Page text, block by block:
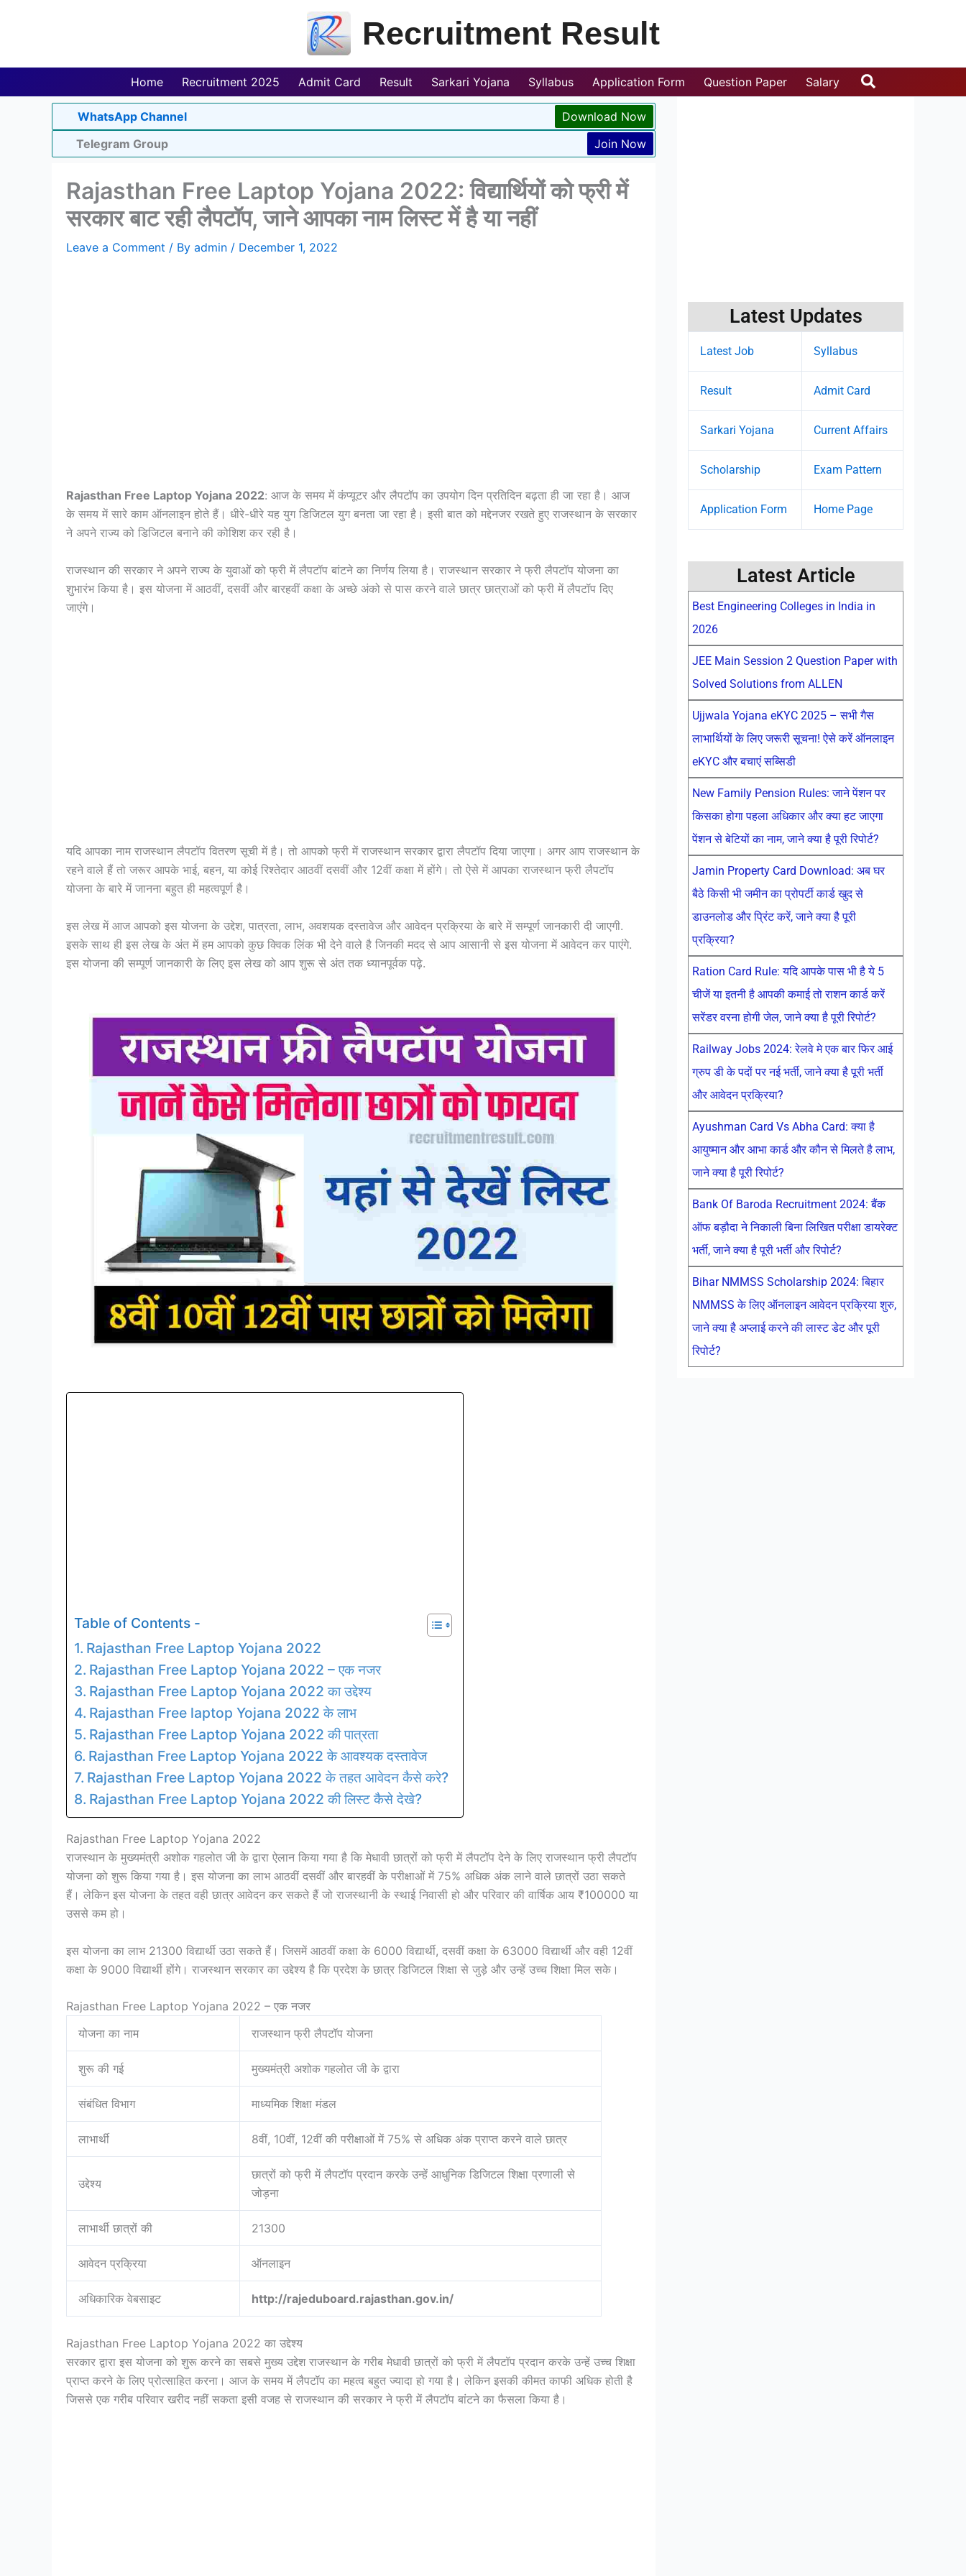
Recruitment Result
Home Recruitment 2025 Admit Card Result Sarkari Yojana Syllabus Application Form Question Paper Salary Search
WhatsApp Channel
Download Now
Telegram Group
Join Now
Rajasthan Free Laptop Yojana 2022: विद्यार्थियों को फ्री में
सरकार बाट रही लैपटॉप, जाने आपका नाम लिस्ट में है या नहीं
Leave a Comment / By admin / December 1, 2022
Rajasthan Free Laptop Yojana 2022: आज के समय में कंप्यूटर और लैपटॉप का उपयोग दिन प्रतिदिन बढ़ता ही जा रहा है। आज
के समय में सारे काम ऑनलाइन होते हैं। धीरे-धीरे यह युग डिजिटल युग बनता जा रहा है। इसी बात को मद्देनजर रखते हुए राजस्थान के सरकार
ने अपने राज्य को डिजिटल बनाने की कोशिश कर रही है।
राजस्थान की सरकार ने अपने राज्य के युवाओं को फ्री में लैपटॉप बांटने का निर्णय लिया है। राजस्थान सरकार ने फ्री लैपटॉप योजना का
शुभारंभ किया है। इस योजना में आठवीं, दसवीं और बारहवीं कक्षा के अच्छे अंको से पास करने वाले छात्र छात्राओं को फ्री में लैपटॉप दिए
जाएंगे।
यदि आपका नाम राजस्थान लैपटॉप वितरण सूची में है। तो आपको फ्री में राजस्थान सरकार द्वारा लैपटॉप दिया जाएगा। अगर आप राजस्थान के
रहने वाले हैं तो जरूर आपके भाई, बहन, या कोई रिश्तेदार आठवीं दसवीं और 12वीं कक्षा में होंगे। तो ऐसे में आपका राजस्थान फ्री लैपटॉप
योजना के बारे में जानना बहुत ही महत्वपूर्ण है।
इस लेख में आज आपको इस योजना के उद्देश, पात्रता, लाभ, अवशयक दस्तावेज और आवेदन प्रक्रिया के बारे में सम्पूर्ण जानकारी दी जाएगी.
इसके साथ ही इस लेख के अंत में हम आपको कुछ क्विक लिंक भी देने वाले है जिनकी मदद से आप आसानी से इस योजना में आवेदन कर पाएंगे.
इस योजना की सम्पूर्ण जानकारी के लिए इस लेख को आप शुरू से अंत तक ध्यानपूर्वक पढ़े.
Table of Contents -
Rajasthan Free Laptop Yojana 2022
Rajasthan Free Laptop Yojana 2022 – एक नजर
Rajasthan Free Laptop Yojana 2022 का उद्देश्य
Rajasthan Free laptop Yojana 2022 के लाभ
Rajasthan Free Laptop Yojana 2022 की पात्रता
Rajasthan Free Laptop Yojana 2022 के आवश्यक दस्तावेज
Rajasthan Free Laptop Yojana 2022 के तहत आवेदन कैसे करे?
Rajasthan Free Laptop Yojana 2022 की लिस्ट कैसे देखे?
Rajasthan Free Laptop Yojana 2022
राजस्थान के मुख्यमंत्री अशोक गहलोत जी के द्वारा ऐलान किया गया है कि मेधावी छात्रों को फ्री में लैपटॉप देने के लिए राजस्थान फ्री लैपटॉप
योजना को शुरू किया गया है। इस योजना का लाभ आठवीं दसवीं और बारहवीं के परीक्षाओं में 75% अधिक अंक लाने वाले छात्रों उठा सकते
हैं। लेकिन इस योजना के तहत वही छात्र आवेदन कर सकते हैं जो राजस्थानी के स्थाई निवासी हो और परिवार की वार्षिक आय ₹100000 या
उससे कम हो।
इस योजना का लाभ 21300 विद्यार्थी उठा सकते हैं। जिसमें आठवीं कक्षा के 6000 विद्यार्थी, दसवीं कक्षा के 63000 विद्यार्थी और वही 12वीं
कक्षा के 9000 विद्यार्थी होंगे। राजस्थान सरकार का उद्देश्य है कि प्रदेश के छात्र डिजिटल शिक्षा से जुड़े और उन्हें उच्च शिक्षा मिल सके।
Rajasthan Free Laptop Yojana 2022 – एक नजर
योजना का नाम
राजस्थान फ्री लैपटॉप योजना
शुरू की गई मुख्यमंत्री अशोक गहलोत जी के द्वारा
संबंधित विभाग माध्यमिक शिक्षा मंडल
लाभार्थी 8वीं, 10वीं, 12वीं की परीक्षाओं में 75% से अधिक अंक प्राप्त करने वाले छात्र
उद्देश्य
छात्रों को फ्री में लैपटॉप प्रदान करके उन्हें आधुनिक डिजिटल शिक्षा प्रणाली से
जोड़ना
लाभार्थी छात्रों की 21300
आवेदन प्रक्रिया ऑनलाइन
अधिकारिक वेबसाइट http://rajeduboard.rajasthan.gov.in/
Rajasthan Free Laptop Yojana 2022 का उद्देश्य
सरकार द्वारा इस योजना को शुरू करने का सबसे मुख्य उद्देश राजस्थान के गरीब मेधावी छात्रों को फ्री में लैपटॉप प्रदान करके उन्हें उच्च शिक्षा
प्राप्त करने के लिए प्रोत्साहित करना। आज के समय में लैपटॉप का महत्व बहुत ज्यादा हो गया है। लेकिन इसकी कीमत काफी अधिक होती है
जिससे एक गरीब परिवार खरीद नहीं सकता इसी वजह से राजस्थान की सरकार ने फ्री में लैपटॉप बांटने का फैसला किया है।
Latest Updates
Latest Job Syllabus
Result Admit Card
Sarkari Yojana Current Affairs
Scholarship Exam Pattern
Application Form Home Page
Latest Article
Best Engineering Colleges in India in
2026
JEE Main Session 2 Question Paper with
Solved Solutions from ALLEN
Ujjwala Yojana eKYC 2025 – सभी गैस
लाभार्थियों के लिए जरूरी सूचना! ऐसे करें ऑनलाइन
eKYC और बचाएं सब्सिडी
New Family Pension Rules: जाने पेंशन पर
किसका होगा पहला अधिकार और क्या हट जाएगा
पेंशन से बेटियों का नाम, जाने क्या है पूरी रिपोर्ट?
Jamin Property Card Download: अब घर
बैठे किसी भी जमीन का प्रोपर्टी कार्ड खुद से
डाउनलोड और प्रिंट करें, जाने क्या है पूरी
प्रक्रिया?
Ration Card Rule: यदि आपके पास भी है ये 5
चीजें या इतनी है आपकी कमाई तो राशन कार्ड करें
सरेंडर वरना होगी जेल, जाने क्या है पूरी रिपोर्ट?
Railway Jobs 2024: रेलवे मे एक बार फिर आई
ग्रुप डी के पदों पर नई भर्ती, जाने क्या है पूरी भर्ती
और आवेदन प्रक्रिया?
Ayushman Card Vs Abha Card: क्या है
आयुष्मान और आभा कार्ड और कौन से मिलते है लाभ,
जाने क्या है पूरी रिपोर्ट?
Bank Of Baroda Recruitment 2024: बैंक
ऑफ बड़ौदा ने निकाली बिना लिखित परीक्षा डायरेक्ट
भर्ती, जाने क्या है पूरी भर्ती और रिपोर्ट?
Bihar NMMSS Scholarship 2024: बिहार
NMMSS के लिए ऑनलाइन आवेदन प्रक्रिया शुरु,
जाने क्या है अप्लाई करने की लास्ट डेट और पूरी
रिपोर्ट?